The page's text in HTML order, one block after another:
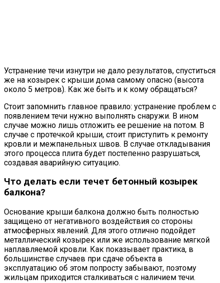
Устранение течи изнутри не дало результатов, спуститься
же на козырек с крыши дома самому опасно (высота
около 5 метров). Как же быть и к кому обращаться?
Стоит запомнить главное правило: устранение проблем с
появлением течи нужно выполнять снаружи. В ином
случае можно лишь отложить ее решение на потом. В
случае с протечкой крыши, стоит приступить к ремонту
кровли и межпанельных швов. В случае откладывания
этого процесса плита будет постепенно разрушаться,
создавая аварийную ситуацию.
Что делать если течет бетонный козырек
балкона?
Основание крыши балкона должно быть полностью
защищено от негативного воздействия со стороны
атмосферных явлений. Для этого отлично подойдет
металлический козырек или же использование мягкой
наплавляемой кровли. Как показывает практика, в
большинстве случаев при сдаче объекта в
эксплуатацию об этом попросту забывают, поэтому
жильцам приходится сталкиваться с наличием течи.